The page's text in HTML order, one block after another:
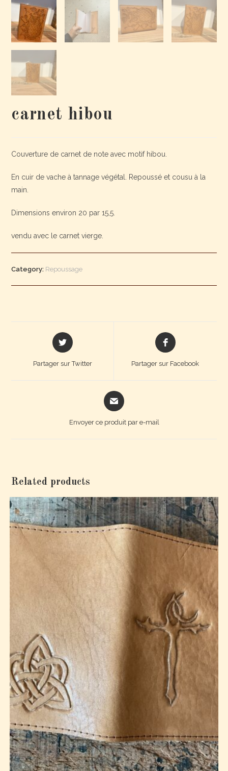
carnet hibou
Couverture de carnet de note avec motif hibou.
En cuir de vache à tannage végétal. Repoussé et cousu à la
main.
Dimensions environ 20 par 15,5.
vendu avec le carnet vierge.
Category: Repoussage
Partager sur Twitter Partager sur Facebook
Envoyer ce produit par e-mail
Related products